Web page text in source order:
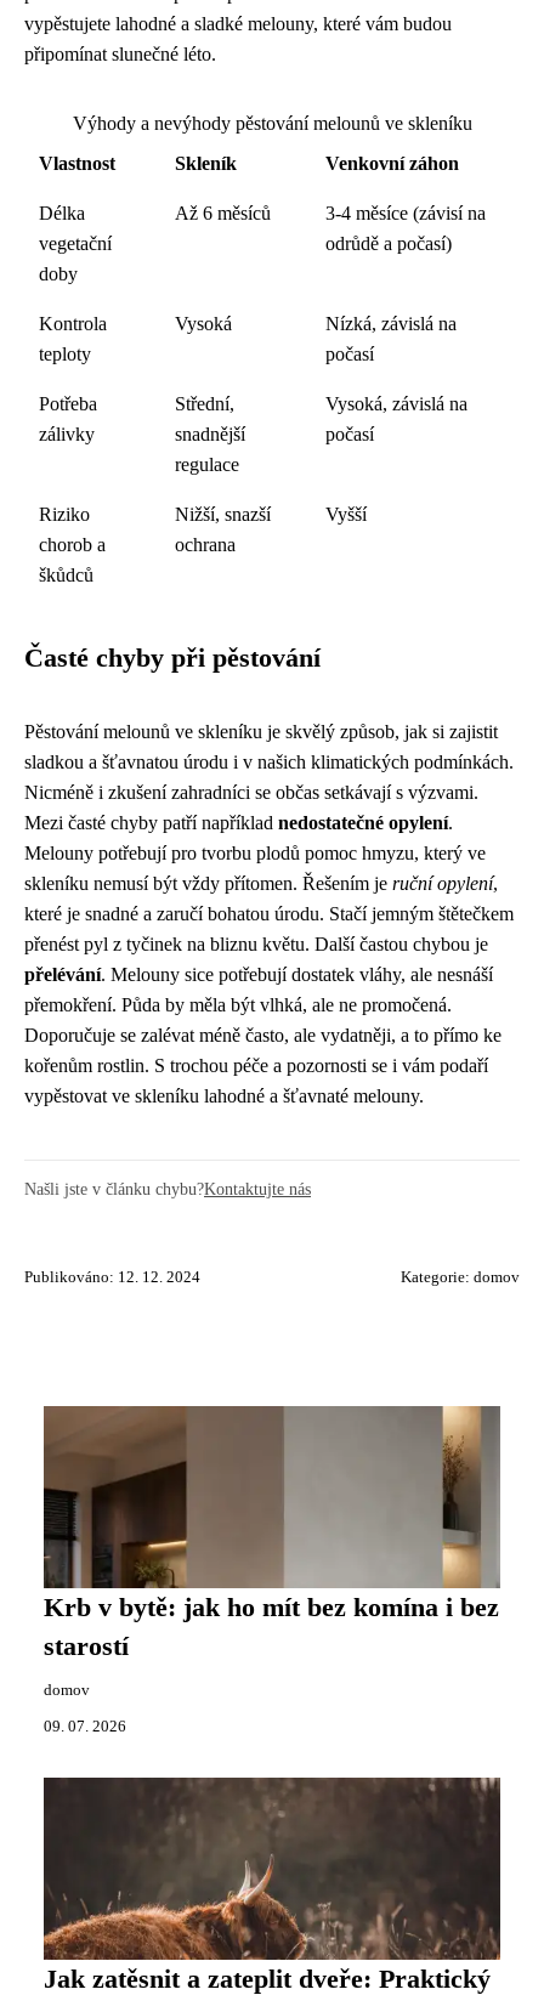
vypěstujete lahodné a sladké melouny, které vám budou
připomínat slunečné léto.
Výhody a nevýhody pěstování melounů ve skleníku
Vlastnost
Skleník Venkovní záhon
Délka
vegetační
doby
Až 6 měsíců
3-4 měsíce (závisí na
odrůdě a počasí)
Kontrola
teploty
Vysoká
Nízká, závislá na
počasí
Potřeba
zálivky
Střední,
snadnější
regulace
Vysoká, závislá na
počasí
Riziko
chorob a
škůdců
Nižší, snazší
ochrana
Vyšší
Časté chyby při pěstování
Pěstování melounů ve skleníku je skvělý způsob, jak si zajistit
sladkou a šťavnatou úrodu i v našich klimatických podmínkách.
Nicméně i zkušení zahradníci se občas setkávají s výzvami.
Mezi časté chyby patří například nedostatečné opylení.
Melouny potřebují pro tvorbu plodů pomoc hmyzu, který ve
skleníku nemusí být vždy přítomen. Řešením je ruční opylení,
které je snadné a zaručí bohatou úrodu. Stačí jemným štětečkem
přenést pyl z tyčinek na bliznu květu. Další častou chybou je
přelévání. Melouny sice potřebují dostatek vláhy, ale nesnáší
přemokření. Půda by měla být vlhká, ale ne promočená.
Doporučuje se zalévat méně často, ale vydatněji, a to přímo ke
kořenům rostlin. S trochou péče a pozornosti se i vám podaří
vypěstovat ve skleníku lahodné a šťavnaté melouny.
Našli jste v článku chybu?Kontaktujte nás
Publikováno: 12. 12. 2024 Kategorie: domov
Krb v bytě: jak ho mít bez komína i bez
starostí
domov
09. 07. 2026
Jak zatěsnit a zateplit dveře: Praktický